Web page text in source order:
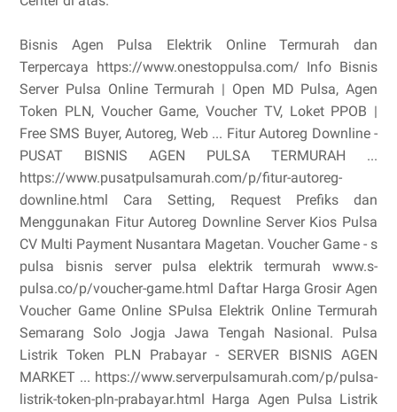
Bisnis Agen Pulsa Elektrik Online Termurah dan
Terpercaya https://www.onestoppulsa.com/ Info Bisnis
Server Pulsa Online Termurah | Open MD Pulsa, Agen
Token PLN, Voucher Game, Voucher TV, Loket PPOB |
Free SMS Buyer, Autoreg, Web ... Fitur Autoreg Downline -
PUSAT BISNIS AGEN PULSA TERMURAH ...
https://www.pusatpulsamurah.com/p/fitur-autoreg-
downline.html Cara Setting, Request Prefiks dan
Menggunakan Fitur Autoreg Downline Server Kios Pulsa
CV Multi Payment Nusantara Magetan. Voucher Game - s
pulsa bisnis server pulsa elektrik termurah www.s-
pulsa.co/p/voucher-game.html Daftar Harga Grosir Agen
Voucher Game Online SPulsa Elektrik Online Termurah
Semarang Solo Jogja Jawa Tengah Nasional. Pulsa
Listrik Token PLN Prabayar - SERVER BISNIS AGEN
MARKET ... https://www.serverpulsamurah.com/p/pulsa-
listrik-token-pln-prabayar.html Harga Agen Pulsa Listrik